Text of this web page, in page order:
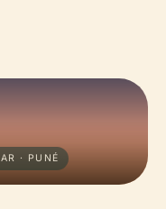
· PUNÉ